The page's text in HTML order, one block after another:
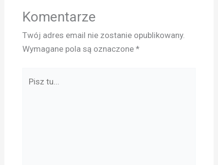
Komentarze
Twój adres email nie zostanie opublikowany.
Wymagane pola są oznaczone *